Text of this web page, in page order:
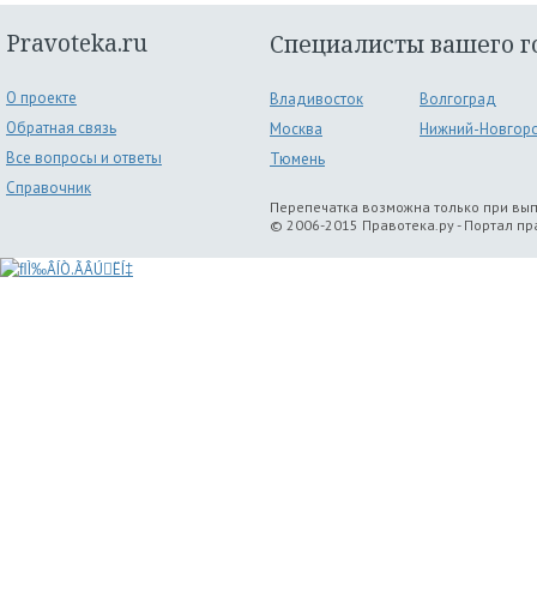
Pravoteka.ru
О проекте
Обратная связь
Все вопросы и ответы
Справочник
Специалисты вашего
Владивосток
Волгоград
Москва
Нижний-
Тюмень
Перепечатка возможна только при
© 2006-2015 Правотека.ру - Портал